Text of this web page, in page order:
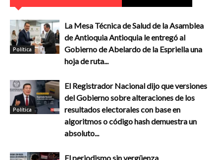
Política
La Mesa Técnica de Salud de la Asamblea
de Antioquia Antioquia le entregó al
Gobierno de Abelardo de la Espriella una
hoja de ruta...
Política
El Registrador Nacional dijo que versiones
del Gobierno sobre alteraciones de los
resultados electorales con base en
algoritmos o código hash demuestra un
absoluto...
El periodismo sin vergüenza